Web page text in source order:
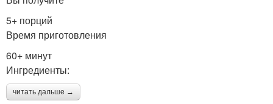
5+ порций
Время приготовления
60+ минут
Ингредиенты:
читать дальше →